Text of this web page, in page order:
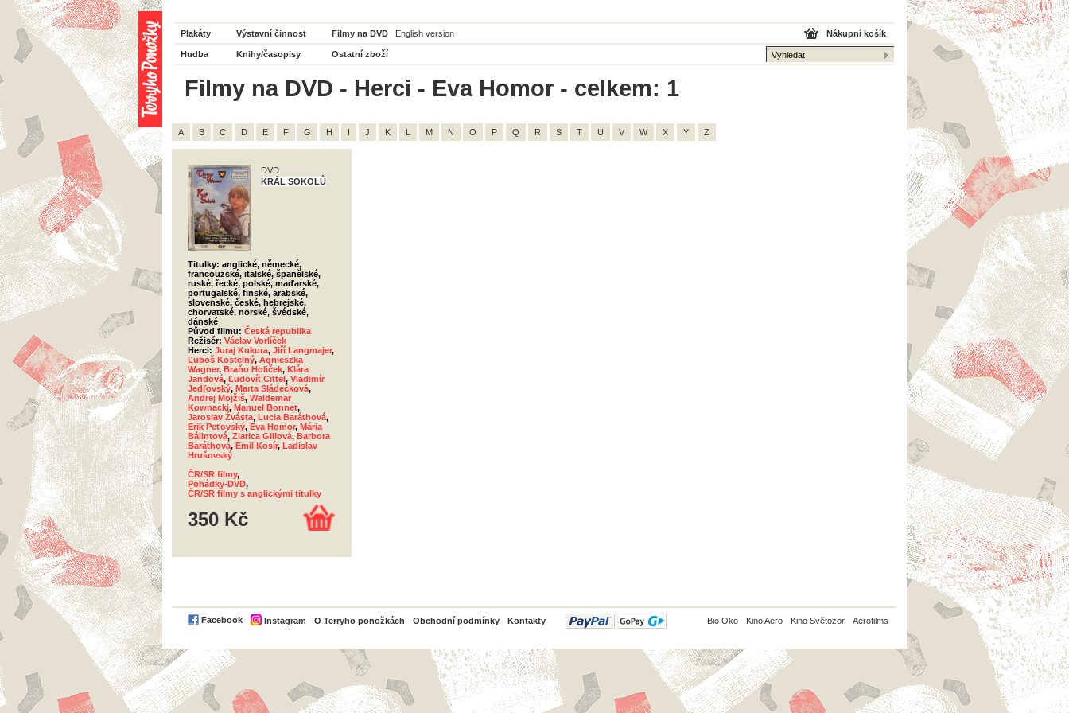
Plakáty Výstavní činnost Filmy na DVD English version
Hudba Knihy/časopisy Ostatní zboží
Nákupní košík
Filmy na DVD - Herci - Eva Homor - celkem: 1
A B C D E F G H I J K L M N O P Q R S T U V W X Y Z
DVD
KRÁL SOKOLŮ
Titulky: anglické, německé,
francouzské, italské, španělské,
ruské, řecké, polské, maďarské,
portugalské, finské, arabské,
slovenské, české, hebrejské,
chorvatské, norské, švédské,
dánské
Původ filmu: Česká republika
Režisér: Václav Vorlíček
Herci: Juraj Kukura, Jiří Langmajer,
Ľuboš Kostelný, Agnieszka
Wagner, Braňo Holiček, Klára
Jandová, Ľudovít Cittel, Vladimír
Jedľovský, Marta Sládečková,
Andrej Mojžiš, Waldemar
Kownacki, Manuel Bonnet,
Jaroslav Žvásta, Lucia Baráthová,
Erik Peťovský, Eva Homor, Mária
Bálintová, Zlatica Gillová, Barbora
Baráthová, Emil Kosír, Ladislav
Hrušovský
ČR/SR filmy,
Pohádky-DVD,
ČR/SR filmy s anglickými titulky
350 Kč
Facebook Instagram O Terryho ponožkách Obchodní podmínky Kontakty
PayPal Bio Oko Kino Aero Kino Světozor Aerofilms